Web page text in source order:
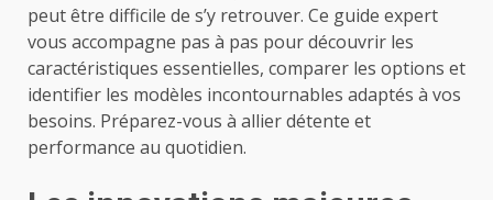
peut être difficile de s’y retrouver. Ce guide expert
vous accompagne pas à pas pour découvrir les
caractéristiques essentielles, comparer les options et
identifier les modèles incontournables adaptés à vos
besoins. Préparez-vous à allier détente et
performance au quotidien.